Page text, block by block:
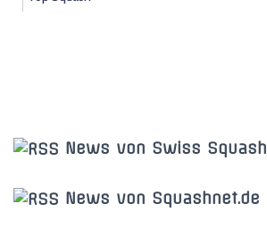
News von Swiss Squash
News von Squashnet.de